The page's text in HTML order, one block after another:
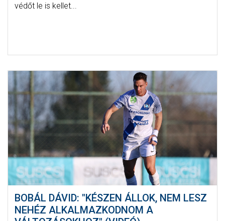
védőt le is kellet...
BOBÁL DÁVID: "KÉSZEN ÁLLOK, NEM LESZ
NEHÉZ ALKALMAZKODNOM A